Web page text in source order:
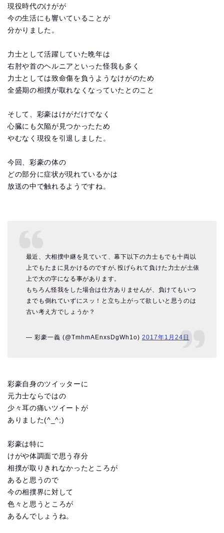
現役時代のけがが
今の生活にも響いていることが
分かりました。
力士として活躍していた晩年は
右肘や首のヘルニアといった怪我も多く
力士としては致命傷を負うようなけがのため
全盛期の相撲が取れなくなっていたとのこと
そして、彩豪はけがだけでなく
心臓にも欠陥が見つかったため
やむなく現役を引退しました。
今回、彩豪の体の
どの部分に症状が現れているかは
放送の中で触れるようですね。
最近、大相撲中継を見ていて、幕下以下の力士もでも十両以
上でもたまに見かけるのですが､投げられて負けた力士が土俵
上で大の字になる事があります。
もちろん怪我をした場合は仕方ありませんが、負けてもいつ
までも倒れていずにスッ！と立ち上がって欲しいと思うのは
古い考え方でしょうか？
— 彩豪一義 (@TmhmAEnxsDgWh1o) 2017年1月24日
彩豪自身のツイッターに
元力士ならではの
少々耳の痛いツイートが
ありました(^_^;)
彩豪は特に
けがや体調面で思う存分
相撲が取りきれなかったところが
あると思うので
今の相撲界に対して
色々と思うところが
あるんでしょうね。